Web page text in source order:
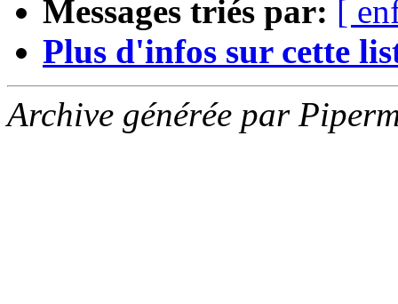
Messages triés par: [
Plus d'infos sur cette
Archive générée par